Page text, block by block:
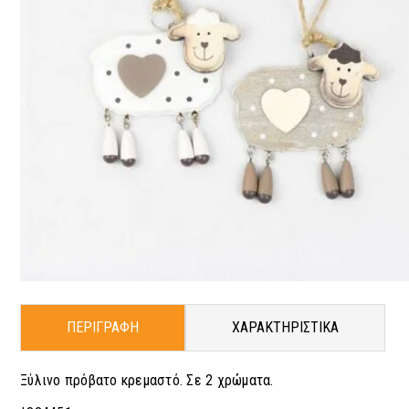
ΠΕΡΙΓΡΑΦΗ ΧΑΡΑΚΤΗΡΙΣΤΙΚΑ
Ξύλινο πρόβατο κρεμαστό. Σε 2 χρώματα.